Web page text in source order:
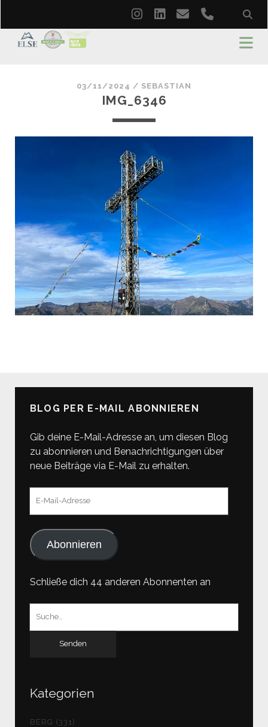
instagram
linkedin
emailphone
03/11/2024 / SEBASTIAN
IMG_6346
BLOG PER E-MAIL ABONNIEREN
Gib deine E-Mail-Adresse an, um diesen Blog
zu abonnieren und Benachrichtigungen über
neue Beiträge via E-Mail zu erhalten.
Abonnieren
Schließe dich 44 anderen Abonnenten an
Kategorien
BERG (331)